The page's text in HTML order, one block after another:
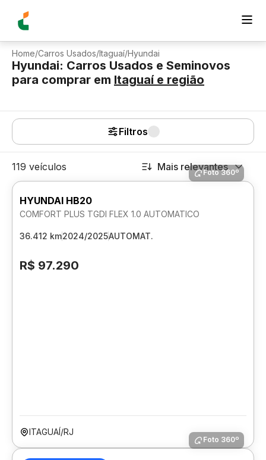
Home/Carros Usados/Itaguaí/Hyundai
Hyundai: Carros Usados e Seminovos
para comprar em Itaguaíe região
Filtros
119 veículos Mais relevantes
Foto 360º
HYUNDAI HB20
COMFORT PLUS TGDI FLEX 1.0 AUTOMATICO
36.412 km2024/2025AUTOMAT.
R$ 97.290
ITAGUAÍ/RJ
Foto 360º